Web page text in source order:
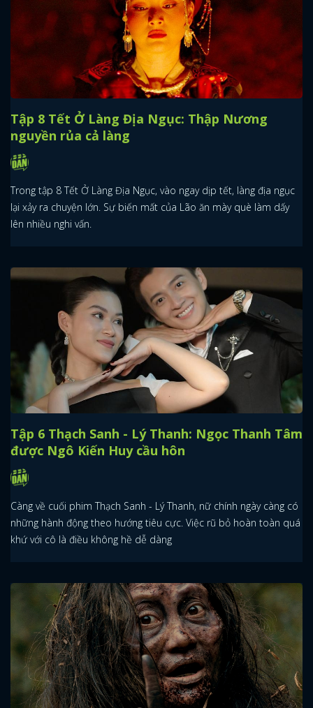
Tập 8 Tết Ở Làng Địa Ngục: Thập Nương
nguyền rủa cả làng
Trong tập 8 Tết Ở Làng Địa Ngục, vào ngay dịp tết, làng địa ngục
lại xảy ra chuyện lớn. Sự biến mất của Lão ăn mày què làm dấy
lên nhiều nghi vấn.
Tập 6 Thạch Sanh - Lý Thanh: Ngọc Thanh Tâm
được Ngô Kiến Huy cầu hôn
Càng về cuối phim Thạch Sanh - Lý Thanh, nữ chính ngày càng có
những hành động theo hướng tiêu cực. Việc rũ bỏ hoàn toàn quá
khứ với cô là điều không hề dễ dàng